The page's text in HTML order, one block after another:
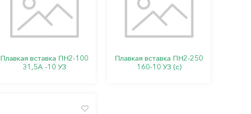
Плавкая вставка ПН2-100
31,5А -10 УЗ
Плавкая вставка ПН2-250
160-10 УЗ (с)